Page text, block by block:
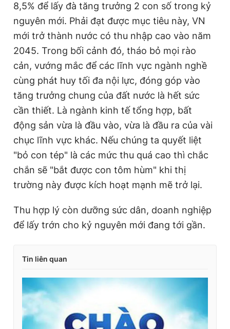
8,5% để lấy đà tăng trưởng 2 con số trong kỷ
nguyên mới. Phải đạt được mục tiêu này, VN
mới trở thành nước có thu nhập cao vào năm
2045. Trong bối cảnh đó, tháo bỏ mọi rào
cản, vướng mắc để các lĩnh vực ngành nghề
cùng phát huy tối đa nội lực, đóng góp vào
tăng trưởng chung của đất nước là hết sức
cần thiết. Là ngành kinh tế tổng hợp, bất
động sản vừa là đầu vào, vừa là đầu ra của vài
chục lĩnh vực khác. Nếu chúng ta quyết liệt
"bỏ con tép" là các mức thu quá cao thì chắc
chắn sẽ "bắt được con tôm hùm" khi thị
trường này được kích hoạt mạnh mẽ trở lại.
Thu hợp lý còn dưỡng sức dân, doanh nghiệp
để lấy trớn cho kỷ nguyên mới đang tới gần.
Tin liên quan